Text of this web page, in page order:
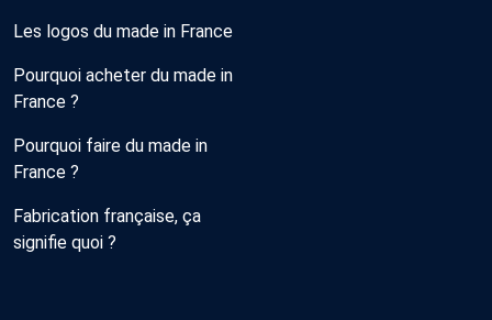
Les logos du made in France
Pourquoi acheter du made in
France ?
Pourquoi faire du made in
France ?
Fabrication française, ça
signifie quoi ?